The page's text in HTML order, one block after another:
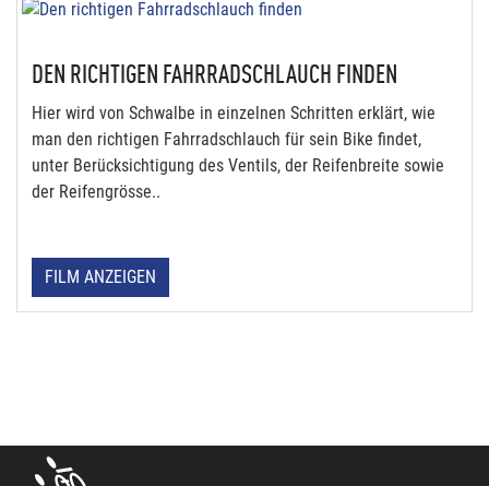
DEN RICHTIGEN FAHRRADSCHLAUCH FINDEN
Hier wird von Schwalbe in einzelnen Schritten erklärt, wie
man den richtigen Fahrradschlauch für sein Bike findet,
unter Berücksichtigung des Ventils, der Reifenbreite sowie
der Reifengrösse..
FILM ANZEIGEN